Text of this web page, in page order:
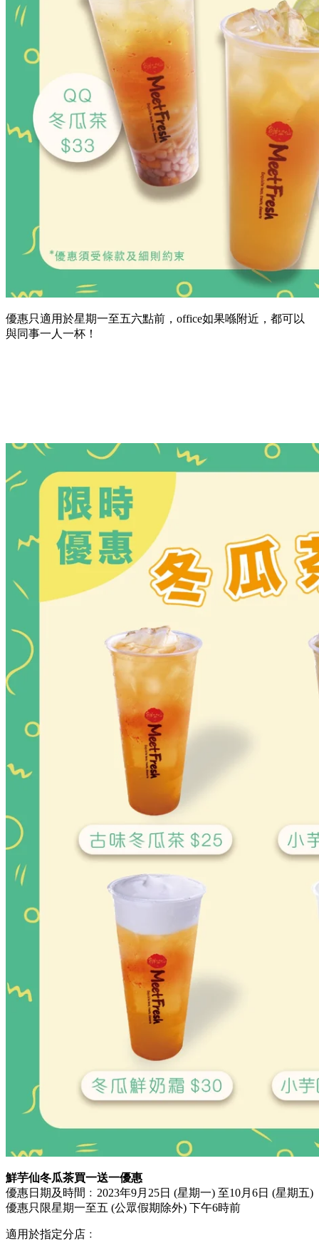
優惠只適用於星期一至五六點前，office如果喺附近，都可以
與同事一人一杯！